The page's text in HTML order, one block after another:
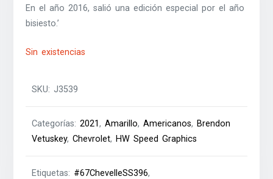
En el año 2016, salió una edición especial por el año
bisiesto.’
Sin existencias
SKU:J3539
Categorías:2021,Amarillo,Americanos, Brendon
Vetuskey,Chevrolet, HW Speed Graphics
Etiquetas: #67ChevelleSS396,